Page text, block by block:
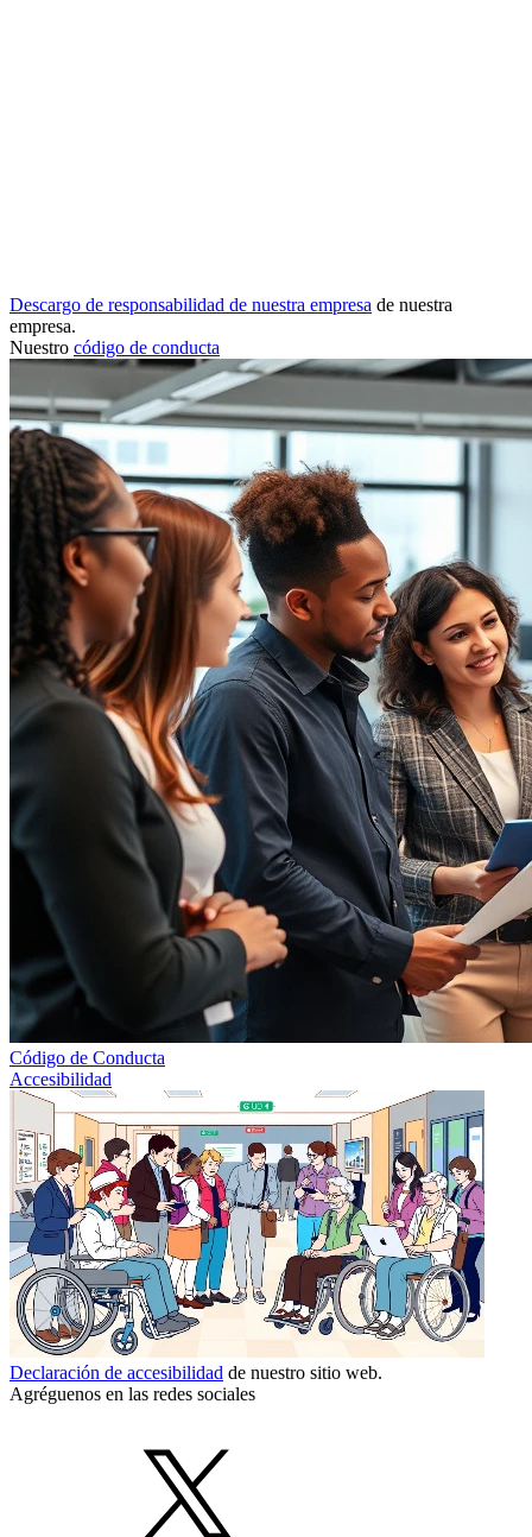
Descargo de responsabilidad de nuestra empresa de nuestra
empresa.
Nuestro código de conducta
Código de Conducta
Accesibilidad
Declaración de accesibilidad de nuestro sitio web.
Agréguenos en las redes sociales